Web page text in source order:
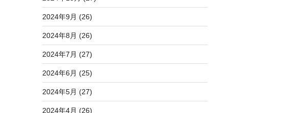
2024年9月 (26)
2024年8月 (26)
2024年7月 (27)
2024年6月 (25)
2024年5月 (27)
2024年4月 (26)